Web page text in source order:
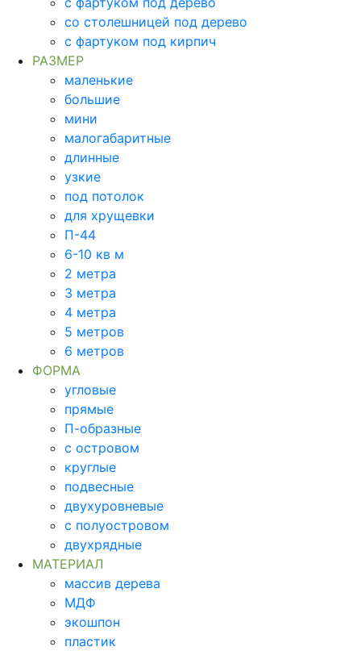
со столешницей под дерево
с фартуком под кирпич
РАЗМЕР
маленькие
большие
мини
малогабаритные
длинные
узкие
под потолок
для хрущевки
П-44
6-10 кв м
2 метра
3 метра
4 метра
5 метров
6 метров
ФОРМА
угловые
прямые
П-образные
с островом
круглые
подвесные
двухуровневые
с полуостровом
двухрядные
МАТЕРИАЛ
массив дерева
МДФ
экошпон
пластик